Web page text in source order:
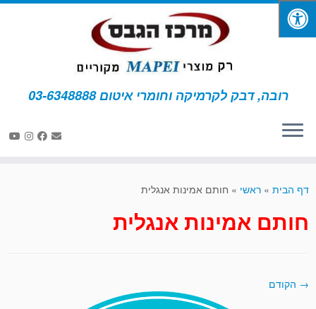
לתוכן
רובה, דבק לקרמיקה וחומרי איטום 03-6348888
דף הבית » ראשי » חותם אמינות אנגלית
חותם אמינות אנגלית
→ הקודם